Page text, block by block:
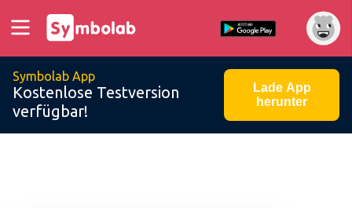
Symbolab App
Kostenlose Testversion
verfügbar!
Lade App
herunter